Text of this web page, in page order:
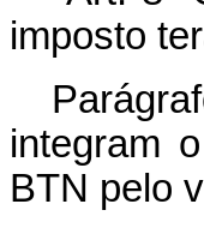
imposto
integram
BTN pelo